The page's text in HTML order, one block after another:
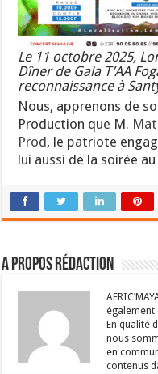
Le 11 octobre 2025,
Dîner de Gala T’AA
reconnaissance à
Nous, apprenons de
Production que M.
Prod, le patriote
lui aussi de la soirée
A propos Rédaction
également
En qualité
nous
en
contenus